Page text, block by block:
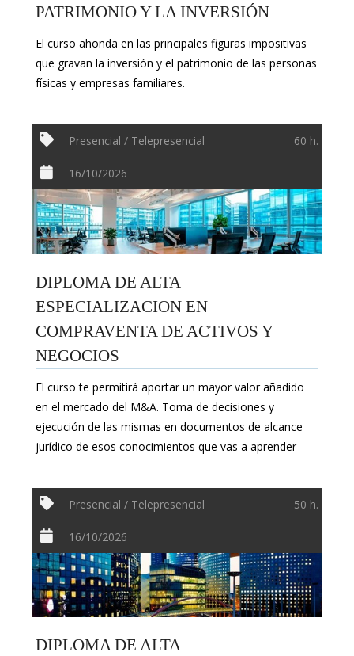
PATRIMONIO Y LA INVERSIÓN
El curso ahonda en las principales figuras impositivas
que gravan la inversión y el patrimonio de las personas
físicas y empresas familiares.
Presencial / Telepresencial 60 h.
16/10/2026
DIPLOMA DE ALTA
ESPECIALIZACION EN
COMPRAVENTA DE ACTIVOS Y
NEGOCIOS
El curso te permitirá aportar un mayor valor añadido
en el mercado del M&A. Toma de decisiones y
ejecución de las mismas en documentos de alcance
jurídico de esos conocimientos que vas a aprender
Presencial / Telepresencial 50 h.
16/10/2026
DIPLOMA DE ALTA